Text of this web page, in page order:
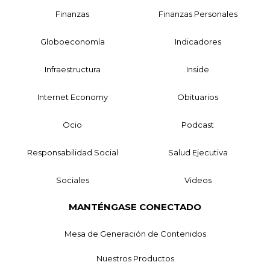
Finanzas Finanzas Personales
Globoeconomía Indicadores
Infraestructura Inside
Internet Economy Obituarios
Ocio Podcast
Responsabilidad Social Salud Ejecutiva
Sociales Videos
MANTÉNGASE CONECTADO
Mesa de Generación de Contenidos
Nuestros Productos